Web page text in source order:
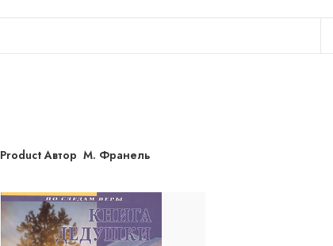
Product Автор М. Франель